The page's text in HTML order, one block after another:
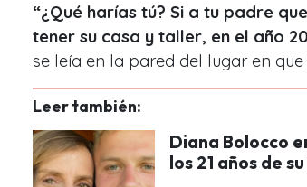
“¿Qué harías tú? Si a tu padre
tener su casa y taller, en el año
se leía en la pared del lugar en
Leer también:
Diana Bolocco
los 21 años de